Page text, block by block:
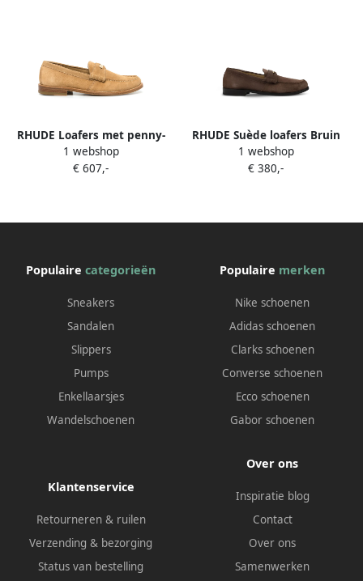
RHUDE Loafers met penny-
detail Bruin
1 webshop
€ 607,-
RHUDE Suède loafers Bruin
1 webshop
€ 380,-
Populaire categorieën
Sneakers
Sandalen
Slippers
Pumps
Enkellaarsjes
Wandelschoenen
Populaire merken
Nike schoenen
Adidas schoenen
Clarks schoenen
Converse schoenen
Ecco schoenen
Gabor schoenen
Klantenservice
Retourneren & ruilen
Verzending & bezorging
Status van bestelling
Over ons
Inspiratie blog
Contact
Over ons
Samenwerken